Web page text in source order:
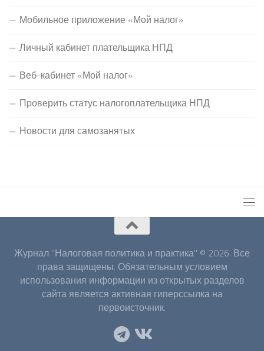
Мобильное приложение «Мой налог»
Личный кабинет плательщика НПД
Веб-кабинет «Мой налог»
Проверить статус налогоплательщика НПД
Новости для самозанятых
Журнал "Налоговая политика и практика" © 2026. Все
права защищены. Обязательным условием
использования информации из открытых разделов
сайта является активная гиперссылка на
первоисточник.